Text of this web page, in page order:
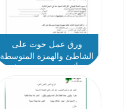
ورق عمل حوت على
الشاطئ والهمزة المتوسطة